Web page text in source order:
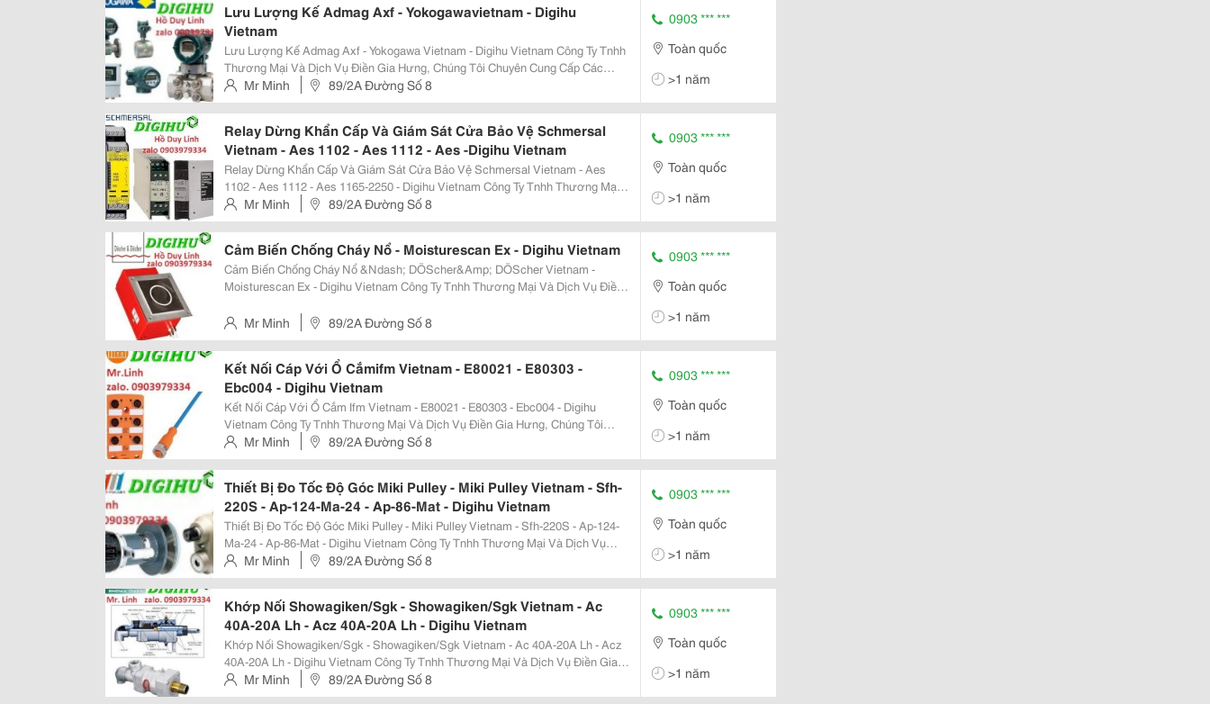
Lưu Lượng Kế Admag Axf - Yokogawavietnam - Digihu
Vietnam
Lưu Lượng Kế Admag Axf - Yokogawa Vietnam - Digihu Vietnam Công Ty Tnhh
Thương Mại Và Dịch Vụ Điền Gia Hưng, Chúng Tôi Chuyên Cung Cấp Các
Thiệt Bị Tự Động Hóa Bao Gồm Cảm Biến, Thiết Bị Đo Nhiệt Độ, Áp Suất, Đo
Mức, Đo Lưu Lượng. Hãy Cung...
Mr Minh 89/2A Đường Số 8
0903 *** ***
Toàn quốc
>1 năm
Relay Dừng Khẩn Cấp Và Giám Sát Cửa Bảo Vệ Schmersal
Vietnam - Aes 1102 - Aes 1112 - Aes -Digihu Vietnam
Relay Dừng Khẩn Cấp Và Giám Sát Cửa Bảo Vệ Schmersal Vietnam - Aes
1102 - Aes 1112 - Aes 1165-2250 - Digihu Vietnam Công Ty Tnhh Thương Mại
Và Dịch Vụ Điền Gia Hưng, Chúng Tôi Chuyên Cung Cấp Các Thiệt Bị Tự Động
Hóa Bao Gồm Cảm Biến, Thiết Bị Đo...
Mr Minh 89/2A Đường Số 8
0903 *** ***
Toàn quốc
>1 năm
Cảm Biến Chống Cháy Nổ - Moisturescan Ex - Digihu Vietnam
Cảm Biến Chống Cháy Nổ &Ndash; DÖScher&Amp; DÖScher Vietnam -
Moisturescan Ex - Digihu Vietnam Công Ty Tnhh Thương Mại Và Dịch Vụ Điền
Cảm Biến, Thiết Bị Đo Nhiệt Độ,...
Mr Minh 89/2A Đường Số 8
0903 *** ***
Toàn quốc
>1 năm
Kết Nối Cáp Với Ổ Cắmifm Vietnam - E80021 - E80303 -
Ebc004 - Digihu Vietnam
Kết Nối Cáp Với Ổ Cắm Ifm Vietnam - E80021 - E80303 - Ebc004 - Digihu
Vietnam Công Ty Tnhh Thương Mại Và Dịch Vụ Điền Gia Hưng, Chúng Tôi
Chuyên Cung Cấp Các Thiệt Bị Tự Động Hóa Bao Gồm Cảm Biến, Thiết Bị Đo
Nhiệt Độ, Áp Suất, Đo Mức, Đo Lưu...
Mr Minh 89/2A Đường Số 8
0903 *** ***
Toàn quốc
>1 năm
Thiết Bị Đo Tốc Độ Góc Miki Pulley - Miki Pulley Vietnam - Sfh-
220S - Ap-124-Ma-24 - Ap-86-Mat - Digihu Vietnam
Thiết Bị Đo Tốc Độ Góc Miki Pulley - Miki Pulley Vietnam - Sfh-220S - Ap-124-
Ma-24 - Ap-86-Mat - Digihu Vietnam Công Ty Tnhh Thương Mại Và Dịch Vụ
Điền Gia Hưng, Chúng Tôi Chuyên Cung Cấp Các Thiệt Bị Tự Động Hóa Bao
Gồm Cảm Biến, Thiết Bị Đo...
Mr Minh 89/2A Đường Số 8
0903 *** ***
Toàn quốc
>1 năm
Khớp Nối Showagiken/Sgk - Showagiken/Sgk Vietnam - Ac
40A-20A Lh - Acz 40A-20A Lh - Digihu Vietnam
Khớp Nối Showagiken/Sgk - Showagiken/Sgk Vietnam - Ac 40A-20A Lh - Acz
40A-20A Lh - Digihu Vietnam Công Ty Tnhh Thương Mại Và Dịch Vụ Điền Gia
Hưng, Chúng Tôi Chuyên Cung Cấp Các Thiệt Bị Tự Động Hóa Bao Gồm Cảm
Biến, Thiết Bị Đo Nhiệt Độ, Áp...
Mr Minh 89/2A Đường Số 8
0903 *** ***
Toàn quốc
>1 năm